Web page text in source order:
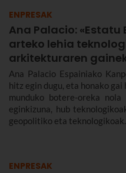
ENPRESAK
Ana Palacio:
arteko lehia
arkitekturaren
Ana Palacio Espainiako
hitz egin dugu, eta honako
munduko botere-oreka
eginkizuna, hub
geopolitiko eta teknologikoak.
ENPRESAK